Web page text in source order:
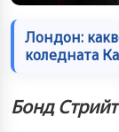
Лондон:
коледната
Бонд